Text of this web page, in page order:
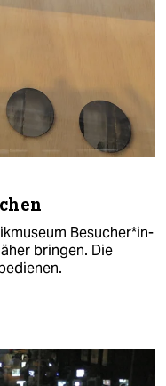
Be­su­che­r*in­
bringen. Die